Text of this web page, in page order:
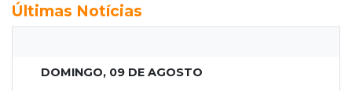
Últimas Notícias
DOMINGO, 09 DE AGOSTO